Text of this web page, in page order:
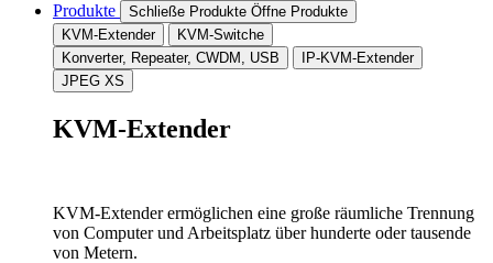
Produkte
Schließe Produkte Öffne Produkte
KVM-Extender
KVM-Switche
Konverter, Repeater, CWDM, USB
IP-KVM-Extender
JPEG XS
KVM-Extender
KVM-Extender ermöglichen eine große räumliche Trennung
von Computer und Arbeitsplatz über hunderte oder tausende
von Metern.